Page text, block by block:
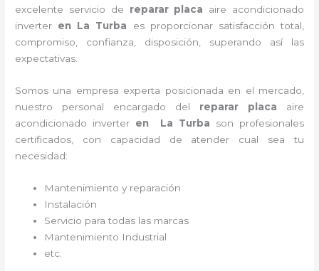
excelente servicio de reparar placa
aire acondicionado
inverter en La Turba
es proporcionar satisfacción total,
compromiso, confianza, disposición, superando así las
expectativas.
Somos una empresa experta posicionada en el mercado,
nuestro personal encargado del reparar placa
aire
acondicionado inverter en La Turba
son profesionales
certificados, con capacidad de atender cual sea tu
necesidad:
Mantenimiento y reparación
Instalación
Servicio para todas las marcas
Mantenimiento Industrial
etc.